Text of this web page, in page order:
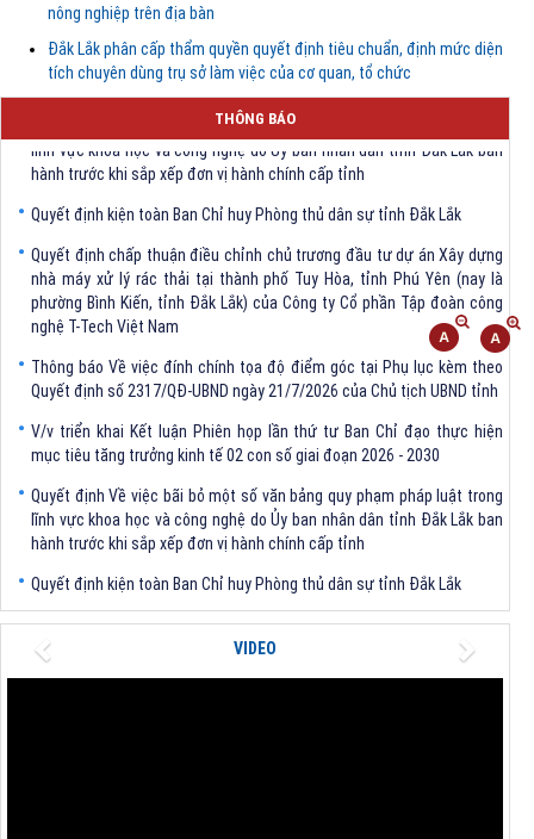
nông nghiệp trên địa bàn
Đắk Lắk phân cấp thẩm quyền quyết định tiêu chuẩn, định mức diện
tích chuyên dùng trụ sở làm việc của cơ quan, tổ chức
THÔNG BÁO
lĩnh vực khoa học và công nghệ do Ủy ban nhân dân tỉnh Đắk Lắk ban
hành trước khi sắp xếp đơn vị hành chính cấp tỉnh
nhà máy xử lý rác thải tại thành phố Tuy Hòa, tỉnh Phú Yên (nay là
phường Bình Kiến, tỉnh Đắk Lắk) của Công ty Cổ phần Tập đoàn công
nghệ T-Tech Việt Nam
Thông báo Về việc đính chính tọa độ điểm góc tại Phụ lục kèm theo
Quyết định số 2317/QĐ-UBND ngày 21/7/2026 của Chủ tịch UBND tỉnh
mục tiêu tăng trưởng kinh tế 02 con số giai đoạn 2026 - 2030
lĩnh vực khoa học và công nghệ do Ủy ban nhân dân tỉnh Đắk Lắk ban
hành trước khi sắp xếp đơn vị hành chính cấp tỉnh
nhà máy xử lý rác thải tại thành phố Tuy Hòa, tỉnh Phú Yên (nay là
phường Bình Kiến, tỉnh Đắk Lắk) của Công ty Cổ phần Tập đoàn công
nghệ T-Tech Việt Nam
VIDEO
Previous Next